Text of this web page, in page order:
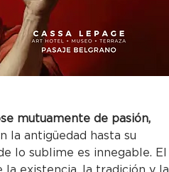
mutuamente de pasión,
la antigüedad hasta su
lo sublime es innegable. El
la existencia, la tradición y la